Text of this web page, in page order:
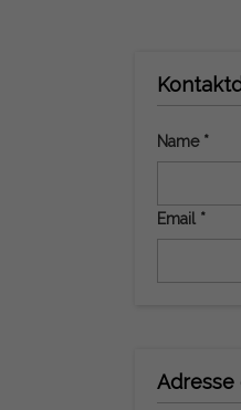
Name *
Email *